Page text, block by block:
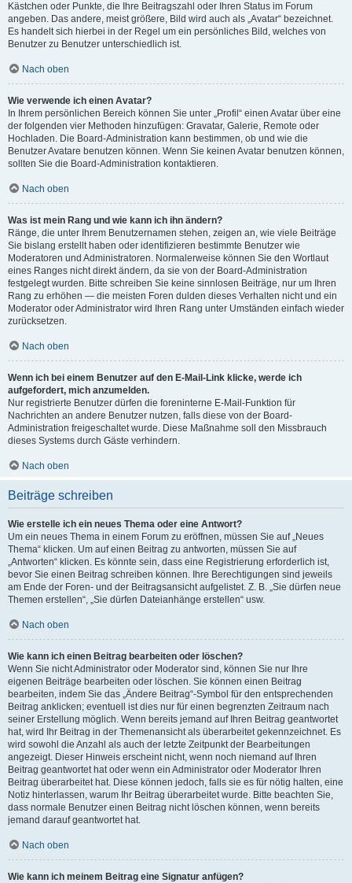
Kästchen oder Punkte, die Ihre Beitragszahl oder Ihren Status im Forum
angeben. Das andere, meist größere, Bild wird auch als „Avatar“ bezeichnet.
Es handelt sich hierbei in der Regel um ein persönliches Bild, welches von
Benutzer zu Benutzer unterschiedlich ist.
Nach oben
Wie verwende ich einen Avatar?
In Ihrem persönlichen Bereich können Sie unter „Profil“ einen Avatar über eine
der folgenden vier Methoden hinzufügen: Gravatar, Galerie, Remote oder
Hochladen. Die Board-Administration kann bestimmen, ob und wie die
Benutzer Avatare benutzen können. Wenn Sie keinen Avatar benutzen können,
sollten Sie die Board-Administration kontaktieren.
Nach oben
Was ist mein Rang und wie kann ich ihn ändern?
Ränge, die unter Ihrem Benutzernamen stehen, zeigen an, wie viele Beiträge
Sie bislang erstellt haben oder identifizieren bestimmte Benutzer wie
Moderatoren und Administratoren. Normalerweise können Sie den Wortlaut
eines Ranges nicht direkt ändern, da sie von der Board-Administration
festgelegt wurden. Bitte schreiben Sie keine sinnlosen Beiträge, nur um Ihren
Rang zu erhöhen — die meisten Foren dulden dieses Verhalten nicht und ein
Moderator oder Administrator wird Ihren Rang unter Umständen einfach wieder
zurücksetzen.
Nach oben
Wenn ich bei einem Benutzer auf den E-Mail-Link klicke, werde ich
aufgefordert, mich anzumelden.
Nur registrierte Benutzer dürfen die foreninterne E-Mail-Funktion für
Nachrichten an andere Benutzer nutzen, falls diese von der Board-
Administration freigeschaltet wurde. Diese Maßnahme soll den Missbrauch
dieses Systems durch Gäste verhindern.
Nach oben
Beiträge schreiben
Wie erstelle ich ein neues Thema oder eine Antwort?
Um ein neues Thema in einem Forum zu eröffnen, müssen Sie auf „Neues
Thema“ klicken. Um auf einen Beitrag zu antworten, müssen Sie auf
„Antworten“ klicken. Es könnte sein, dass eine Registrierung erforderlich ist,
bevor Sie einen Beitrag schreiben können. Ihre Berechtigungen sind jeweils
am Ende der Foren- und der Beitragsansicht aufgelistet. Z. B. „Sie dürfen neue
Themen erstellen“, „Sie dürfen Dateianhänge erstellen“ usw.
Nach oben
Wie kann ich einen Beitrag bearbeiten oder löschen?
Wenn Sie nicht Administrator oder Moderator sind, können Sie nur Ihre
eigenen Beiträge bearbeiten oder löschen. Sie können einen Beitrag
bearbeiten, indem Sie das „Ändere Beitrag“-Symbol für den entsprechenden
Beitrag anklicken; eventuell ist dies nur für einen begrenzten Zeitraum nach
seiner Erstellung möglich. Wenn bereits jemand auf Ihren Beitrag geantwortet
hat, wird Ihr Beitrag in der Themenansicht als überarbeitet gekennzeichnet. Es
wird sowohl die Anzahl als auch der letzte Zeitpunkt der Bearbeitungen
angezeigt. Dieser Hinweis erscheint nicht, wenn noch niemand auf Ihren
Beitrag geantwortet hat oder wenn ein Administrator oder Moderator Ihren
Beitrag überarbeitet hat. Diese können jedoch, falls sie es für nötig halten, eine
Notiz hinterlassen, warum Ihr Beitrag überarbeitet wurde. Bitte beachten Sie,
dass normale Benutzer einen Beitrag nicht löschen können, wenn bereits
jemand darauf geantwortet hat.
Nach oben
Wie kann ich meinem Beitrag eine Signatur anfügen?